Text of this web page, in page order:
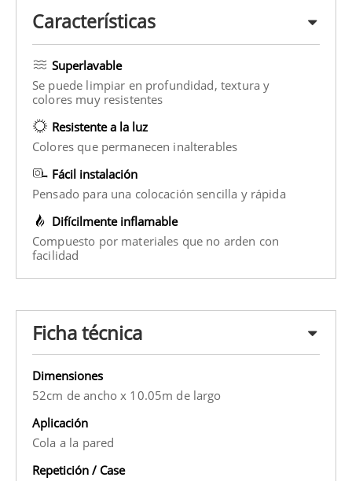
Características
Superlavable
Se puede limpiar en profundidad, textura y
colores muy resistentes
Resistente a la luz
Colores que permanecen inalterables
Fácil instalación
Pensado para una colocación sencilla y rápida
Difícilmente inflamable
Compuesto por materiales que no arden con
facilidad
Ficha técnica
Dimensiones
52cm de ancho x 10.05m de largo
Aplicación
Cola a la pared
Repetición / Case